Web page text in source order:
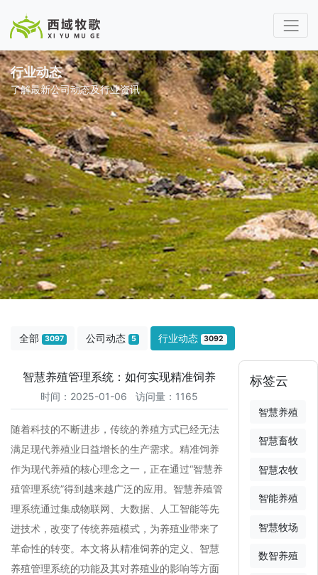
行业动态
了解最新公司动态及行业资讯
全部 3097 公司动态 5 行业动态 3092
智慧养殖管理系统：如何实现精准饲养
时间：2025-01-06 访问量：1165
随着科技的不断进步，传统的养殖方式已经无法
满足现代养殖业日益增长的生产需求。精准饲养
作为现代养殖的核心理念之一，正在通过“智慧养
殖管理系统”得到越来越广泛的应用。智慧养殖管
理系统通过集成物联网、大数据、人工智能等先
进技术，改变了传统养殖模式，为养殖业带来了
革命性的转变。本文将从精准饲养的定义、智慧
养殖管理系统的功能及其对养殖业的影响等方面
标签云
智慧养殖
智慧畜牧
智慧农牧
智能养殖
智慧牧场
数智养殖